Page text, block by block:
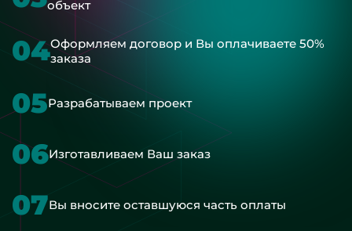
объект
04Оформляем договор и Вы оплачиваете 50%
заказа
05Разрабатываем проект
06Изготавливаем Ваш заказ
07Вы вносите оставшуюся часть оплаты